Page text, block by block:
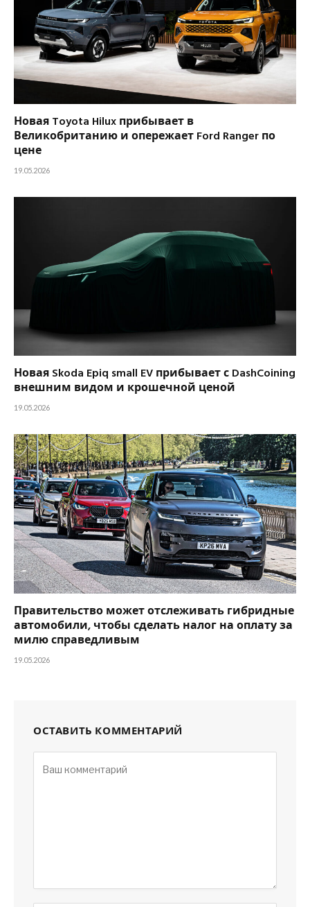
Новая Toyota Hilux прибывает в
Великобританию и опережает Ford Ranger по
цене
19.05.2026
Новая Skoda Epiq small EV прибывает с DashCoining
внешним видом и крошечной ценой
19.05.2026
Правительство может отслеживать гибридные
автомобили, чтобы сделать налог на оплату за
милю справедливым
19.05.2026
ОСТАВИТЬ КОММЕНТАРИЙ